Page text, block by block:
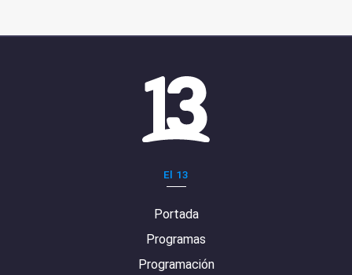
El 13
Portada
Programas
Programación